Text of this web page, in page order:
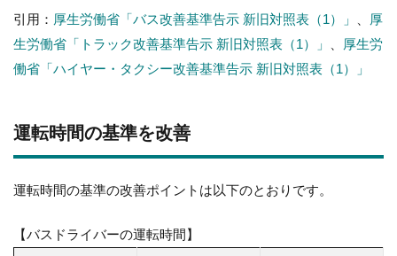
引用： 厚生労働省「バス改善基準告示 新旧対照表（1）」
厚
生労働省「トラック改善基準告示 新旧対照表（1）」
厚生労
働省「ハイヤー・タクシー改善基準告示 新旧対照表（1）」
運転時間の基準を改善
運転時間の基準の改善ポイントは以下のとおりです。
【バスドライバーの運転時間】